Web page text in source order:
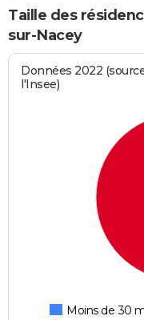
Taille des
sur-Nacey
Données 2022
l'Insee)
Moins de 30